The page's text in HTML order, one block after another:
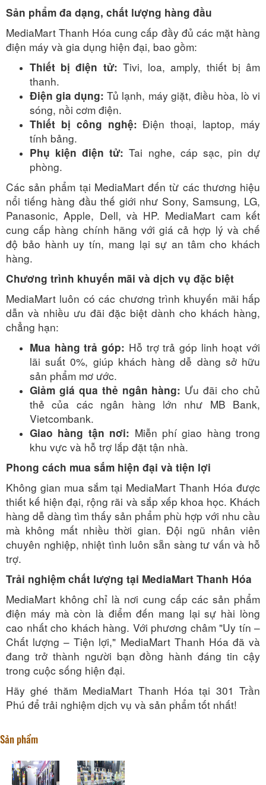
Sản phẩm đa dạng, chất lượng hàng đầu
MediaMart Thanh Hóa cung cấp đầy đủ các mặt hàng
điện máy và gia dụng hiện đại, bao gồm:
Thiết bị điện tử: Tivi, loa, amply, thiết bị âm
thanh.
Điện gia dụng: Tủ lạnh, máy giặt, điều hòa, lò vi
sóng, nồi cơm điện.
Thiết bị công nghệ: Điện thoại, laptop, máy
tính bảng.
Phụ kiện điện tử: Tai nghe, cáp sạc, pin dự
phòng.
Các sản phẩm tại MediaMart đến từ các thương hiệu
nổi tiếng hàng đầu thế giới như Sony, Samsung, LG,
Panasonic, Apple, Dell, và HP. MediaMart cam kết
cung cấp hàng chính hãng với giá cả hợp lý và chế
độ bảo hành uy tín, mang lại sự an tâm cho khách
hàng.
Chương trình khuyến mãi và dịch vụ đặc biệt
MediaMart luôn có các chương trình khuyến mãi hấp
dẫn và nhiều ưu đãi đặc biệt dành cho khách hàng,
chẳng hạn:
Mua hàng trả góp: Hỗ trợ trả góp linh hoạt với
lãi suất 0%, giúp khách hàng dễ dàng sở hữu
sản phẩm mơ ước.
Giảm giá qua thẻ ngân hàng: Ưu đãi cho chủ
thẻ của các ngân hàng lớn như MB Bank,
Vietcombank.
Giao hàng tận nơi: Miễn phí giao hàng trong
khu vực và hỗ trợ lắp đặt tận nhà.
Phong cách mua sắm hiện đại và tiện lợi
Không gian mua sắm tại MediaMart Thanh Hóa được
thiết kế hiện đại, rộng rãi và sắp xếp khoa học. Khách
hàng dễ dàng tìm thấy sản phẩm phù hợp với nhu cầu
mà không mất nhiều thời gian. Đội ngũ nhân viên
chuyên nghiệp, nhiệt tình luôn sẵn sàng tư vấn và hỗ
trợ.
Trải nghiệm chất lượng tại MediaMart Thanh Hóa
MediaMart không chỉ là nơi cung cấp các sản phẩm
điện máy mà còn là điểm đến mang lại sự hài lòng
cao nhất cho khách hàng. Với phương châm "Uy tín –
Chất lượng – Tiện lợi," MediaMart Thanh Hóa đã và
đang trở thành người bạn đồng hành đáng tin cậy
trong cuộc sống hiện đại.
Hãy ghé thăm MediaMart Thanh Hóa tại 301 Trần
Phú để trải nghiệm dịch vụ và sản phẩm tốt nhất!
Sản phẩm